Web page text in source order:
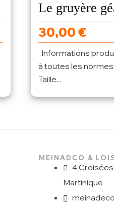
Le gruyère
30,00€
Informations
à toutes les
Taille...
MEINADCO &
4
Martinique